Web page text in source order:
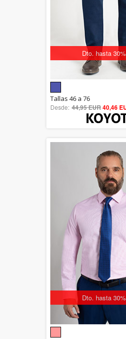
Dto. hasta 30%
out of 5
Tallas 46 a 76
Desde: 44,95 EUR40,46
Dto. hasta 30%